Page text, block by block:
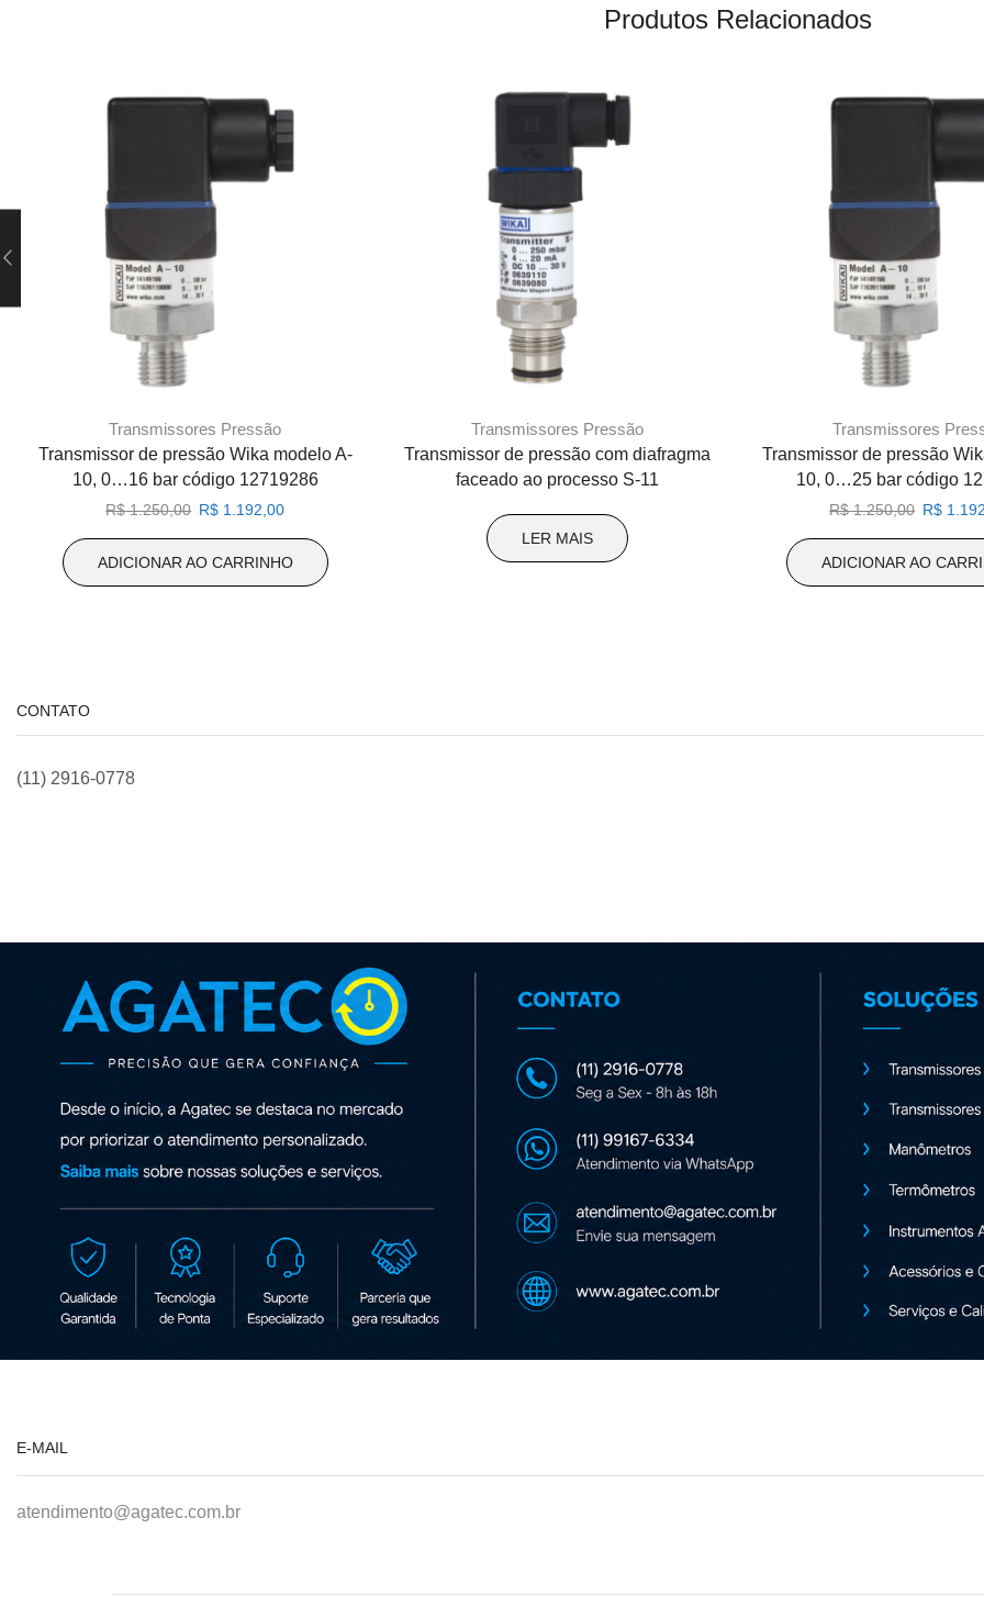
Produtos Relacionados
Transmissores Pressão
Transmissor de pressão Wika modelo A-
10, 0…16 bar código 12719286
R$1.250,00 O
original
R$ 1.192,00O
atual
ADICIONAR AO CARRINHO
Transmissores Pressão
Transmissor de pressão com diafragma
faceado ao processo S-11
LER MAIS
Transmissores
Transmissor de pressão
10, 0…25 bar código
R$1.250,00 O
original
R$
ADICIONAR AO
CONTATO
(11) 2916-0778
E-MAIL
atendimento@agatec.com.br